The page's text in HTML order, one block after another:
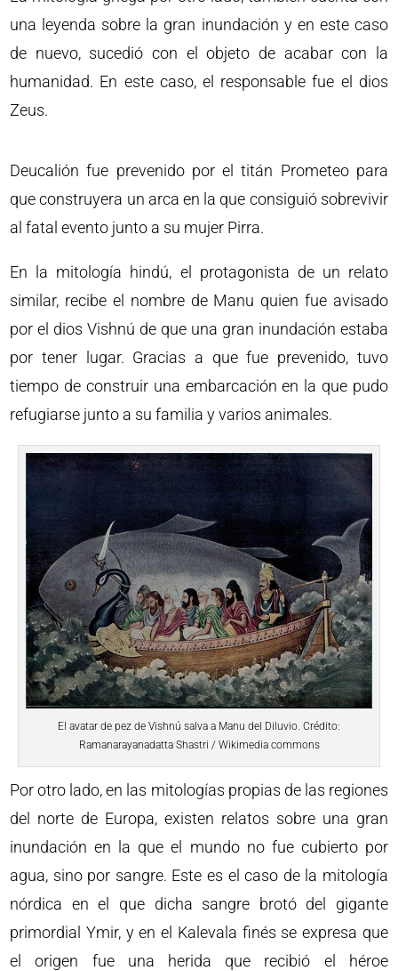
una leyenda sobre la gran inundación y en este caso
de nuevo, sucedió con el objeto de acabar con la
humanidad. En este caso, el responsable fue el dios
Zeus.
Deucalión fue prevenido por el titán Prometeo para
que construyera un arca en la que consiguió sobrevivir
al fatal evento junto a su mujer Pirra.
En la mitología hindú, el protagonista de un relato
similar, recibe el nombre de Manu quien fue avisado
por el dios Vishnú de que una gran inundación estaba
por tener lugar. Gracias a que fue prevenido, tuvo
tiempo de construir una embarcación en la que pudo
refugiarse junto a su familia y varios animales.
El avatar de pez de Vishnú salva a Manu del Diluvio. Crédito:
Ramanarayanadatta Shastri / Wikimedia commons
Por otro lado, en las mitologías propias de las regiones
del norte de Europa, existen relatos sobre una gran
inundación en la que el mundo no fue cubierto por
agua, sino por sangre. Este es el caso de la mitología
nórdica en el que dicha sangre brotó del gigante
primordial Ymir, y en el Kalevala finés se expresa que
el origen fue una herida que recibió el héroe